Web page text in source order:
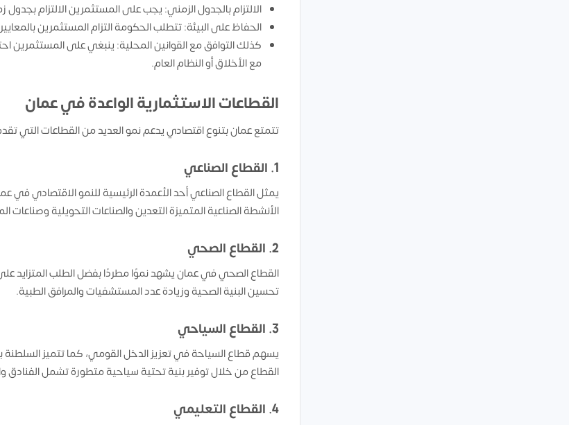
الالتزام بالجدول الزمني: يجب على المستثمرين الالتزام
الحفاظ على البيئة: تتطلب الحكومة التزام المستثمرين
كذلك التوافق مع القوانين المحلية: ينبغي على المستثمرين
مع الأخلاق أو النظام العام.
القطاعات الاستثمارية الواعدة في عمان
تتمتع عمان بتنوع اقتصادي يدعم نمو العديد من القطاعات التي
1. القطاع الصناعي
يمثل القطاع الصناعي أحد الأعمدة الرئيسية للنمو الاقتصادي
الأنشطة الصناعية المتميزة التعدين والصناعات التحويلية وصناعات
2. القطاع الصحي
القطاع الصحي في عمان يشهد نموًا مطردًا بفضل الطلب المتزايد
تحسين البنية الصحية وزيادة عدد المستشفيات والمرافق الطبية.
3. القطاع السياحي
يسهم قطاع السياحة في تعزيز الدخل القومي، كما تتميز السلطنة
القطاع من خلال توفير بنية تحتية سياحية متطورة تشمل الفنادق
4. القطاع التعليمي